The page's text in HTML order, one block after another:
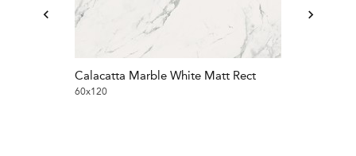
Calacatta Marble White Matt Rect
60x120